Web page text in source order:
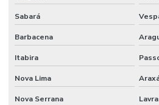
Manutenção Corretiva De Edifícios
Manutenção De Espaços E Limpeza
Manutenção De Iluminação De Edifícios
Sabará
Barbacena
Itabira
Nova Lima
Nova Serrana